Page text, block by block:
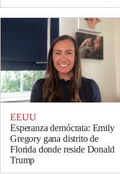
EEUU
Esperanza demócrata: Emily
Gregory gana distrito de
Florida donde reside Donald
Trump